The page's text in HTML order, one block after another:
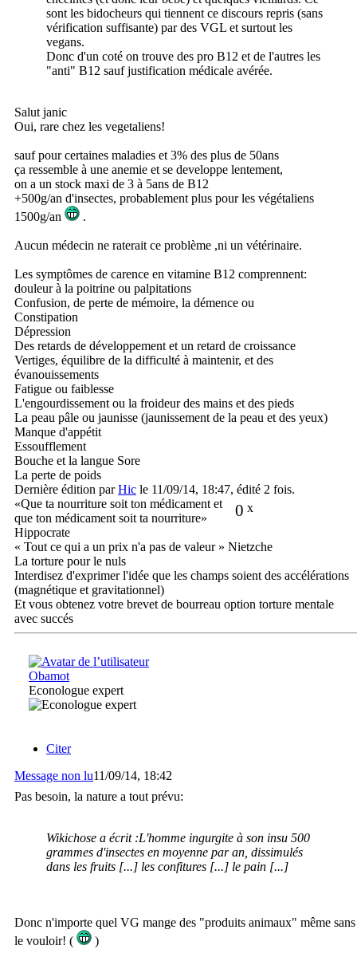
sont les bidocheurs qui tiennent ce discours repris (sans
vérification suffisante) par des VGL et surtout les
vegans.
Donc d'un coté on trouve des pro B12 et de l'autres les
"anti" B12 sauf justification médicale avérée.
Salut janic
Oui, rare chez les vegetaliens!
sauf pour certaines maladies et 3% des plus de 50ans
ça ressemble à une anemie et se developpe lentement,
on a un stock maxi de 3 à 5ans de B12
+500g/an d'insectes, probablement plus pour les végétaliens
1500g/an
.
Aucun médecin ne raterait ce problème ,ni un vétérinaire.
Les symptômes de carence en vitamine B12 comprennent:
douleur à la poitrine ou palpitations
Confusion, de perte de mémoire, la démence ou
Constipation
Dépression
Des retards de développement et un retard de croissance
Vertiges, équilibre de la difficulté à maintenir, et des
évanouissements
Fatigue ou faiblesse
L'engourdissement ou la froideur des mains et des pieds
La peau pâle ou jaunisse (jaunissement de la peau et des yeux)
Manque d'appétit
Essoufflement
Bouche et la langue Sore
La perte de poids
Dernière édition parHic le 11/09/14, 18:47, édité 2 fois.
0 x
«Que ta nourriture soit ton médicament et
que ton médicament soit ta nourriture»
Hippocrate
« Tout ce qui a un prix n'a pas de valeur » Nietzche
La torture pour le nuls
Interdisez d'exprimer l'idée que les champs soient des accélérations
(magnétique et gravitationnel)
Et vous obtenez votre brevet de bourreau option torture mentale
avec succés
Obamot
Econologue expert
Citer
Message non lu11/09/14, 18:42
Pas besoin, la nature a tout prévu:
Wikichose a écrit :L'homme ingurgite à son insu 500
grammes d'insectes en moyenne par an, dissimulés
dans les fruits [...] les confitures [...] le pain [...]
Donc n'importe quel VG mange des "produits animaux" même sans
le vouloir! (
)